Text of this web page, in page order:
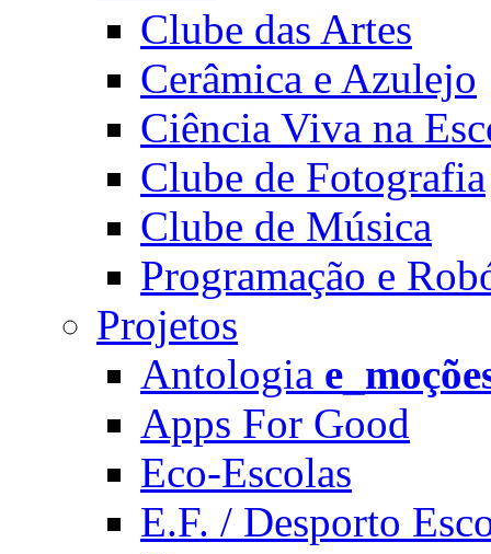
Clube das Artes
Cerâmica e Azulejo
Ciência Viva na
Clube de Fotografia
Clube de Música
Programação e
Projetos
Antologia
Apps For Good
Eco-Escolas
E.F. / Desporto